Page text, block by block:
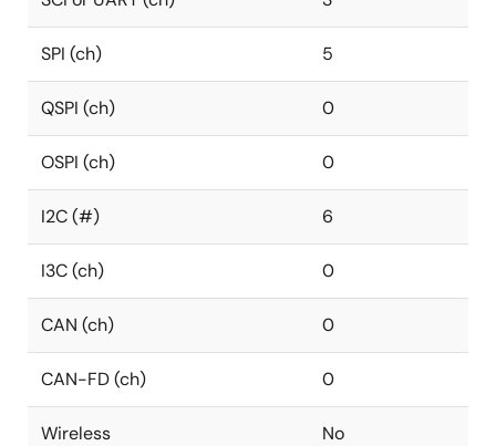
SPI (ch) 5
QSPI (ch) 0
OSPI (ch) 0
I2C (#) 6
I3C (ch) 0
CAN (ch) 0
CAN-FD (ch) 0
Wireless No